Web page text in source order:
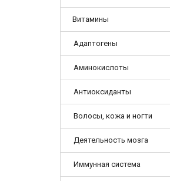
Витамины
Адаптогены
Аминокислоты
Антиоксиданты
Волосы, кожа и ногти
Деятельность мозга
Иммунная система